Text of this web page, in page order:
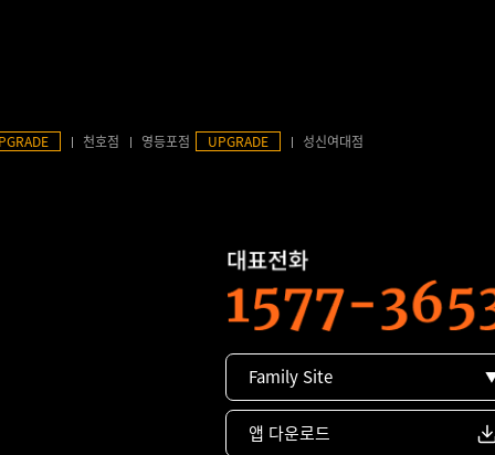
천호점 영등포점 UPGRADE 성신여대점
Family Site
앱 다운로드